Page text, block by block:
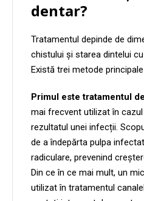
dentar?
Tratamentul depinde de
chistului și starea dintelui
Există trei metode
Primul este tratamentul
mai frecvent utilizat în
rezultatul unei infecții.
de a îndepărta pulpa
radiculare, prevenind
Din ce în ce mai mult, un
utilizat în tratamentul